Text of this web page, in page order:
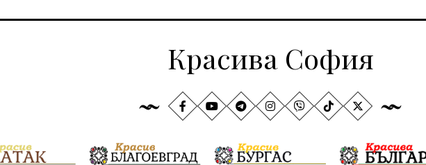
Красива София